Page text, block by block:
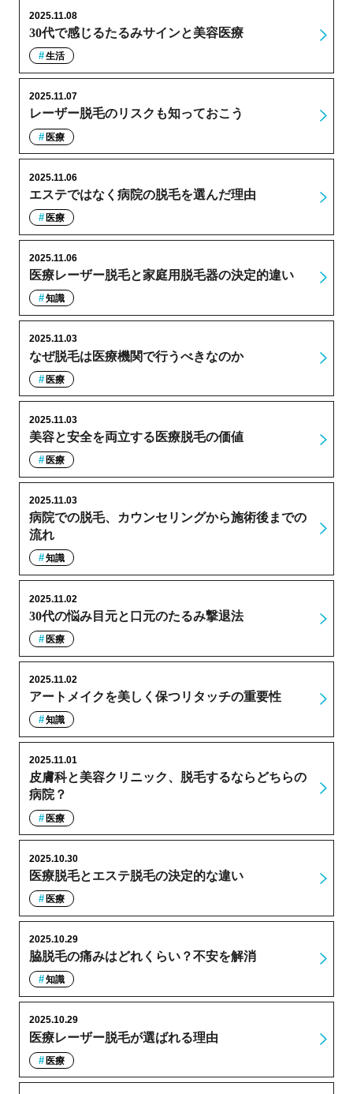
30代で感じるたるみサインと美容医療
2025.11.08
生活
レーザー脱毛のリスクも知っておこう
2025.11.07
医療
エステではなく病院の脱毛を選んだ理由
2025.11.06
医療
医療レーザー脱毛と家庭用脱毛器の決定的違い
2025.11.06
知識
なぜ脱毛は医療機関で行うべきなのか
2025.11.03
医療
美容と安全を両立する医療脱毛の価値
2025.11.03
医療
病院での脱毛、カウンセリングから施術後までの
流れ
2025.11.03
知識
30代の悩み目元と口元のたるみ撃退法
2025.11.02
医療
アートメイクを美しく保つリタッチの重要性
2025.11.02
知識
皮膚科と美容クリニック、脱毛するならどちらの
病院？
2025.11.01
医療
医療脱毛とエステ脱毛の決定的な違い
2025.10.30
医療
脇脱毛の痛みはどれくらい？不安を解消
2025.10.29
知識
医療レーザー脱毛が選ばれる理由
2025.10.29
医療